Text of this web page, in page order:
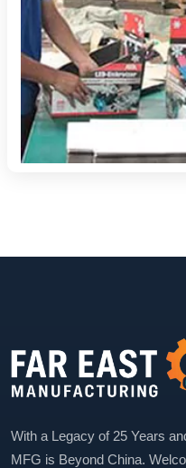
With a Legacy of 25 Years
MFG is Beyond China.